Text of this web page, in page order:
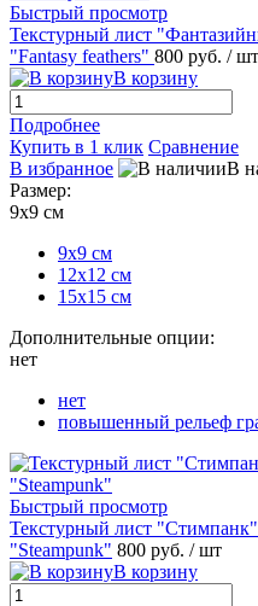
Быстрый просмотр
Текстурный лист
"Fantasy feathers" 800 руб. / шт
В корзину
Подробнее
Купить в 1 клик Сравнение
В избранное
В
Размер:
9х9 см
9х9 см
12х12 см
15х15 см
Дополнительные опции:
нет
нет
повышенный рельеф
Быстрый просмотр
Текстурный лист "Стимпанк"
"Steampunk" 800 руб. / шт
В корзину